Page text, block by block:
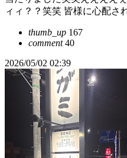
ィィ？？笑笑 皆様に心配さ
thumb_up 167
comment40
2026/05/02 02:39